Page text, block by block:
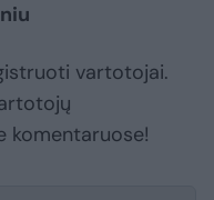
vartotojai.
komentaruose!